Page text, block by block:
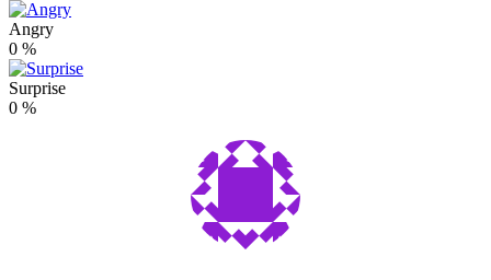
Angry
0 %
Surprise
0 %